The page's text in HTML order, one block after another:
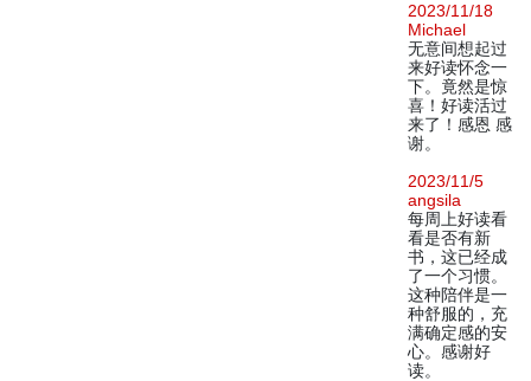
2023/11/18
Michael
无意间想起过
来好读怀念一
下。竟然是惊
喜！好读活过
来了！感恩 感
谢。
2023/11/5
angsila
每周上好读看
看是否有新
书，这已经成
了一个习惯。
这种陪伴是一
种舒服的，充
满确定感的安
心。感谢好
读。